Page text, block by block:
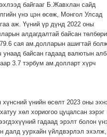
байгааг Б.Жавхлан сайд
үнэ цэн өсөж, Монгол Улсад
аж. Үүний үр дүнд 2022 оны
алдагдалтай байсан
сая ам.долларын ашигтай
байсан гадаад валютын
3.7 тэрбум ам.долларт хүрч
үнийн өсөлт 2023 оны
хөл хориогоо цуцалсан зэрэг
гадаад эрэлт болон
далд уурхайн үйлдвэрлэл эхэлж,